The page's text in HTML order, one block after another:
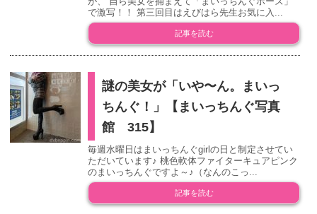
で激写！！ 第三回目はえびはら先生お気に入...
記事を読む
謎の美女が「いや〜ん。まいっ
ちんぐ！」【まいっちんぐ写真
館 315】
毎週水曜日はまいっちんぐgirlの日と制定させてい
ただいています♪ 桃色軟体ファイターキュアピンク
のまいっちんぐですよ～♪（なんのこっ...
記事を読む